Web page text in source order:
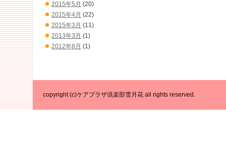
2015年5月 (20)
2015年4月 (22)
2015年3月 (11)
2013年3月 (1)
2012年8月 (1)
copyright (c)ケアプラザ倶楽部雪月花 all rights reserved.